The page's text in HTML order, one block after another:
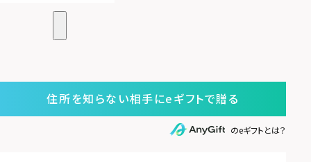
住所を知らない相手にeギフトで贈る
のeギフトとは？